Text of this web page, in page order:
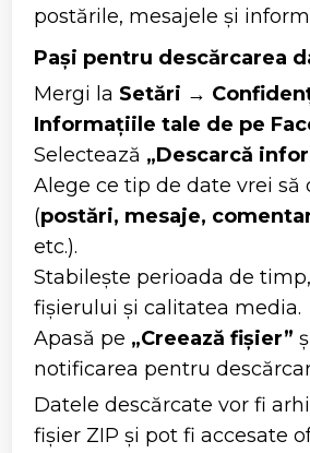
postările, mesajele și
Pași pentru descărcarea
Mergi la Setări →
Informațiile tale de pe
Selectează „Descarcă
Alege ce tip de date vrei să
(postări, mesaje,
etc.).
Stabilește perioada de
fișierului și calitatea media.
Apasă pe „Creează fișier”
notificarea pentru
Datele descărcate vor fi
fișier ZIP și pot fi accesate